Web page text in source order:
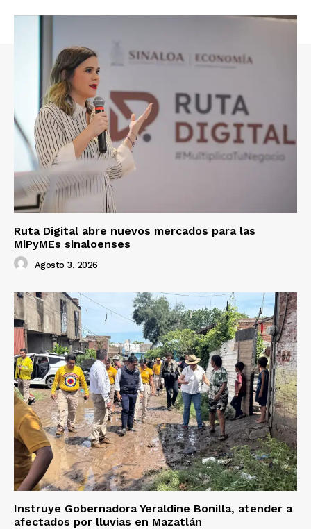
Ruta Digital abre nuevos mercados para las
MiPyMEs sinaloenses
Agosto 3, 2026
Instruye Gobernadora Yeraldine Bonilla, atender a
afectados por lluvias en Mazatlán